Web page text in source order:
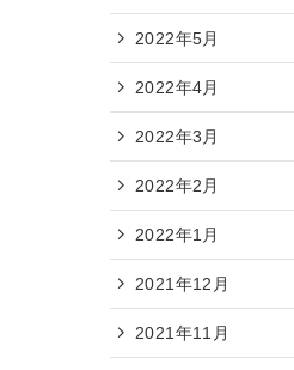
2022年5月
2022年4月
2022年3月
2022年2月
2022年1月
2021年12月
2021年11月